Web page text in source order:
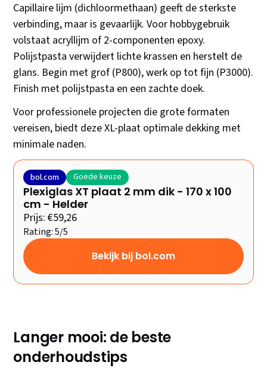
Capillaire lijm (dichloormethaan) geeft de sterkste
verbinding, maar is gevaarlijk. Voor hobbygebruik
volstaat acryllijm of 2-componenten epoxy.
Polijstpasta verwijdert lichte krassen en herstelt de
glans. Begin met grof (P800), werk op tot fijn (P3000).
Finish met polijstpasta en een zachte doek.
Voor professionele projecten die grote formaten
vereisen, biedt deze XL-plaat optimale dekking met
minimale naden.
bol.com Goede keuze
Plexiglas XT plaat 2 mm dik - 170 x 100
cm - Helder
Prijs: €59,26
Rating: 5/5
Bekijk bij bol.com
Langer mooi: de beste
onderhoudstips